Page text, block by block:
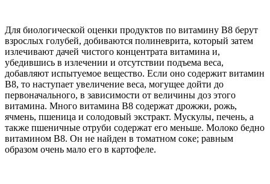
Для биологической оценки продуктов по витамину В8 берут
взрослых голубей, добиваются полиневрита, который затем
излечивают дачей чистого концентрата витамина и,
убедившись в излечении и отсутствии подъема веса,
добавляют испытуемое вещество. Если оно содержит витамин
В8, то наступает увеличение веса, могущее дойти до
первоначального, в зависимости от величины доз этого
витамина. Много витамина В8 содержат дрожжи, рожь,
ячмень, пшеница и солодовый экстракт. Мускулы, печень, а
также пшеничные отруби содержат его меньше. Молоко бедно
витамином В8. Он не найден в томатном соке; равным
образом очень мало его в картофеле.